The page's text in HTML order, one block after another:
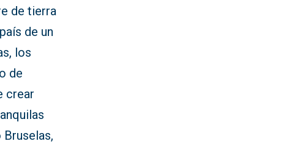
de tierra
de un
los
de
crear